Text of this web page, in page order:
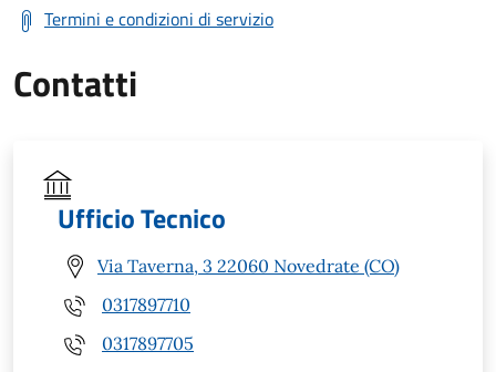
Termini e condizioni di servizio
Contatti
Ufficio Tecnico
Via Taverna, 3 22060 Novedrate (CO)
0317897710
0317897705